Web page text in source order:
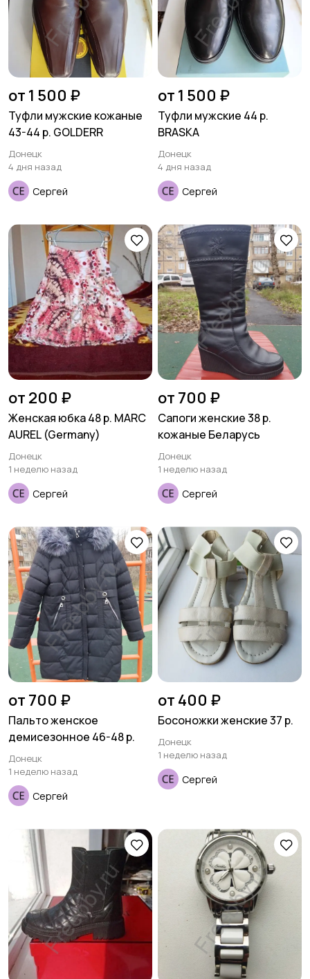
от 1 500 ₽
Туфли мужские кожаные
43-44 р. GOLDERR
Донецк
4 дня назад
Сергей
от 1 500 ₽
Туфли мужские 44 р.
BRASKA
Донецк
4 дня назад
Сергей
от 200 ₽
Женская юбка 48 р. MARC
AUREL (Germany)
Донецк
1 неделю назад
Сергей
от 700 ₽
Сапоги женские 38 р.
кожаные Беларусь
Донецк
1 неделю назад
Сергей
от 700 ₽
Пальто женское
демисезонное 46-48 р.
Донецк
1 неделю назад
Сергей
от 400 ₽
Босоножки женские 37 р.
Донецк
1 неделю назад
Сергей